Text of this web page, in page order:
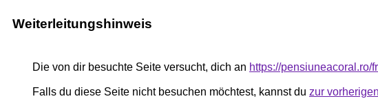
Weiterleitungshinweis
Die von dir besuchte Seite versucht, dich an https://pensiuneacoral.ro/
Falls du diese Seite nicht besuchen möchtest, kannst du zur